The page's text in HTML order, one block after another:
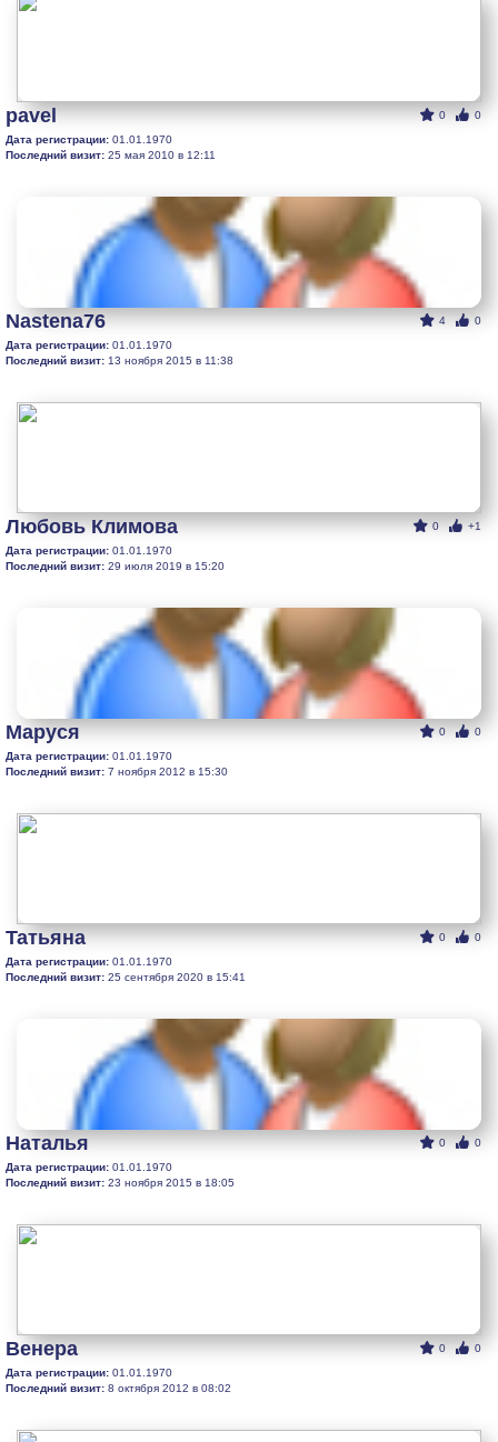
0 0
pavel
Дата регистрации: 01.01.1970
Последний визит: 25 мая 2010 в 12:11
4 0
Nastena76
Дата регистрации: 01.01.1970
Последний визит: 13 ноября 2015 в 11:38
0 +1
Любовь Климова
Дата регистрации: 01.01.1970
Последний визит: 29 июля 2019 в 15:20
0 0
Маруся
Дата регистрации: 01.01.1970
Последний визит: 7 ноября 2012 в 15:30
0 0
Taтьяна
Дата регистрации: 01.01.1970
Последний визит: 25 сентября 2020 в 15:41
0 0
Наталья
Дата регистрации: 01.01.1970
Последний визит: 23 ноября 2015 в 18:05
0 0
Венера
Дата регистрации: 01.01.1970
Последний визит: 8 октября 2012 в 08:02